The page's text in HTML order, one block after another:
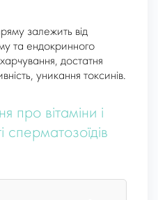
залежить від
та ендокринного
достатня
уникання токсинів.
про вітаміни і
сперматозоїдів